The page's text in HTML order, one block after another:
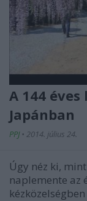
A 144
Japánban
PPJ • 2014. július 24.
Úgy néz ki,
naplemente az